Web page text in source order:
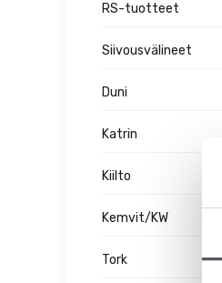
RS-tuotteet
Siivousvälineet
Duni
Katrin
Kiilto
Kemvit/KW
Tork